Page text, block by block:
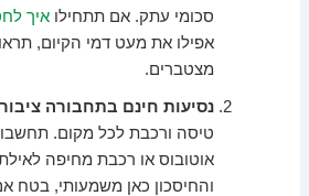
סכומי עתק. אם תתחילואיך
אפילו את מעט דמי הקיום,
מצטברים.
נסיעות חינם בתחבורה
טיסה ורכבת לכל מקום.
אוטובוס או רכבת מחיפה
והחיסכון כאן משמעותי, בטח